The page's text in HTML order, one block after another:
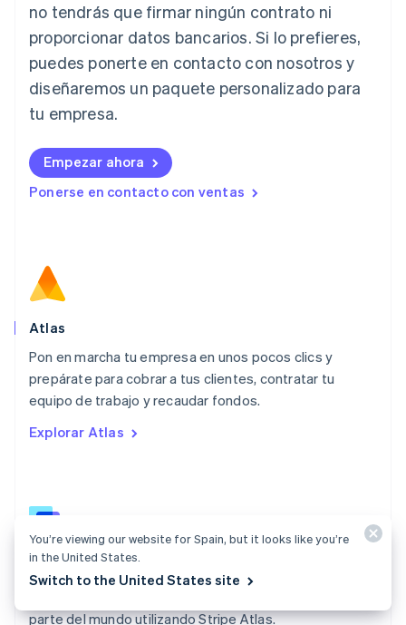
no tendrás que firmar ningún contrato ni
proporcionar datos bancarios. Si lo prefieres,
puedes ponerte en contacto con nosotros y
diseñaremos un paquete personalizado para
tu empresa.
Empezar ahora
Ponerse en contacto con ventas
Atlas
Pon en marcha tu empresa en unos pocos clics y
prepárate para cobrar a tus clientes, contratar tu
equipo de trabajo y recaudar fondos.
Explorar Atlas
parte del mundo utilizando Stripe Atlas.
Italia
ItalianoEnglish
Japón
日本語 English
Letonia
Liechtenstein
Lituania
English
Luxemburgo
English
México
Español
English
Nueva Zelanda
English
NederlandsEnglish
Português
RAE de Hong Kong, China
简体中文
English
You’re viewing our website for Spain, but it looks like you’re
in the United States.
Switch to the United States site